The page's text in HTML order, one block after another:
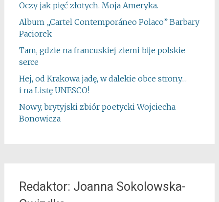
Oczy jak pięć złotych. Moja Ameryka.
Album „Cartel Contemporáneo Polaco” Barbary
Paciorek
Tam, gdzie na francuskiej ziemi bije polskie
serce
Hej, od Krakowa jadę, w dalekie obce strony…
i na Listę UNESCO!
Nowy, brytyjski zbiór poetycki Wojciecha
Bonowicza
Redaktor: Joanna Sokolowska-